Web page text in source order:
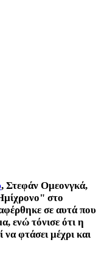
, Στεφάν Ομεονγκά,
στο
σε αυτά που
ενώ τόνισε ότι η
φτάσει μέχρι και